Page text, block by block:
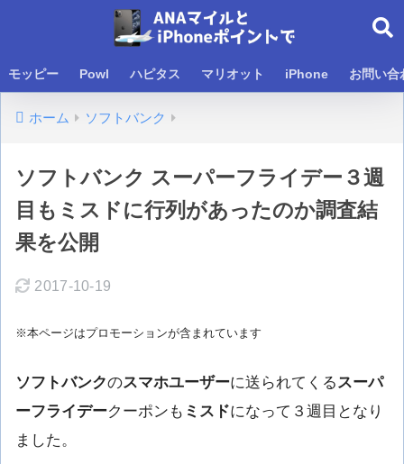
モッピー Powl ハピタス マリオット iPhone お問い合
ホーム ソフトバンク
ソフトバンク スーパーフライデー３週
目もミスドに行列があったのか調査結
果を公開
2017-10-19
※本ページはプロモーションが含まれています
ソフトバンクのスマホユーザーに送られてくるスーパ
ーフライデークーポンも ミスドになって３週目となり
ました。